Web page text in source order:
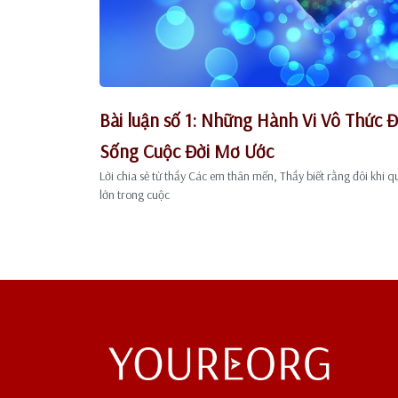
Bài luận số 1: Những Hành Vi Vô Thức
Sống Cuộc Đời Mơ Ước
Lời chia sẻ từ thầy Các em thân mến, Thầy biết rằng đôi khi
lớn trong cuộc